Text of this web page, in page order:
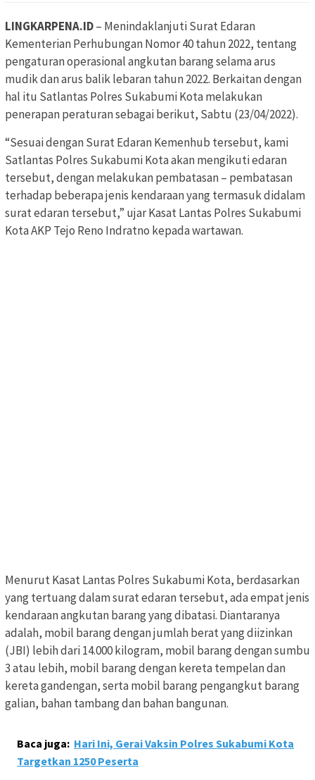
LINGKARPENA.ID– Menindaklanjuti Surat Edaran
Kementerian Perhubungan Nomor 40 tahun 2022, tentang
pengaturan operasional angkutan barang selama arus
mudik dan arus balik lebaran tahun 2022. Berkaitan dengan
hal itu Satlantas Polres Sukabumi Kota melakukan
penerapan peraturan sebagai berikut, Sabtu (23/04/2022).
“Sesuai dengan Surat Edaran Kemenhub tersebut, kami
Satlantas Polres Sukabumi Kota akan mengikuti edaran
tersebut, dengan melakukan pembatasan – pembatasan
terhadap beberapa jenis kendaraan yang termasuk didalam
surat edaran tersebut,” ujar Kasat Lantas Polres Sukabumi
Kota AKP Tejo Reno Indratno kepada wartawan.
Menurut Kasat Lantas Polres Sukabumi Kota, berdasarkan
yang tertuang dalam surat edaran tersebut, ada empat jenis
kendaraan angkutan barang yang dibatasi. Diantaranya
adalah, mobil barang dengan jumlah berat yang diizinkan
(JBI) lebih dari 14.000 kilogram, mobil barang dengan sumbu
3 atau lebih, mobil barang dengan kereta tempelan dan
kereta gandengan, serta mobil barang pengangkut barang
galian, bahan tambang dan bahan bangunan.
Baca juga: Hari Ini, Gerai Vaksin Polres Sukabumi Kota
Targetkan 1250 Peserta